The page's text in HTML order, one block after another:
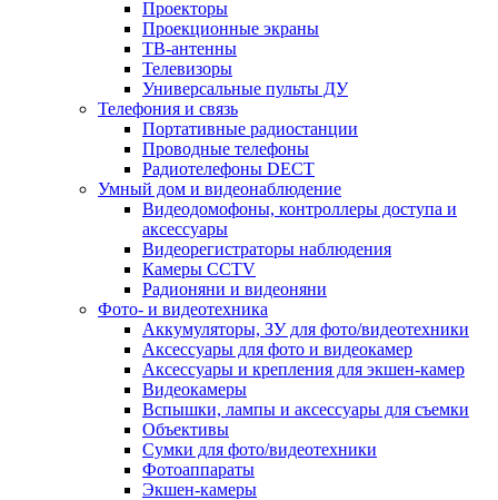
Проекторы
Проекционные экраны
ТВ-антенны
Телевизоры
Универсальные пульты ДУ
Телефония и связь
Портативные радиостанции
Проводные телефоны
Радиотелефоны DECT
Умный дом и видеонаблюдение
Видеодомофоны, контроллеры доступа и
аксессуары
Видеорегистраторы наблюдения
Камеры CCTV
Радионяни и видеоняни
Фото- и видеотехника
Аккумуляторы, ЗУ для фото/видеотехники
Аксессуары для фото и видеокамер
Аксессуары и крепления для экшен-камер
Видеокамеры
Вспышки, лампы и аксессуары для съемки
Объективы
Сумки для фото/видеотехники
Фотоаппараты
Экшен-камеры